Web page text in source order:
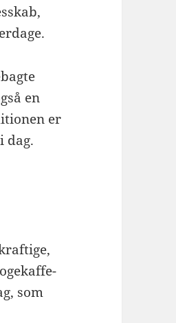
en
er
dag.
som